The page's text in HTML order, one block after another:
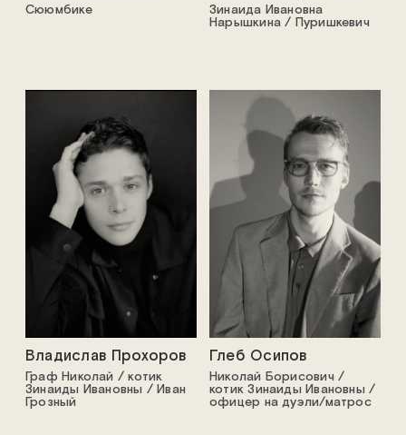
Сююмбике Зинаида Ивановна
Нарышкина / Пуришкевич
Владислав Прохоров
Граф Николай / котик
Зинаиды Ивановны / Иван
Грозный
Глеб Осипов
Николай Борисович /
котик Зинаиды Ивановны /
офицер на дуэли/матрос